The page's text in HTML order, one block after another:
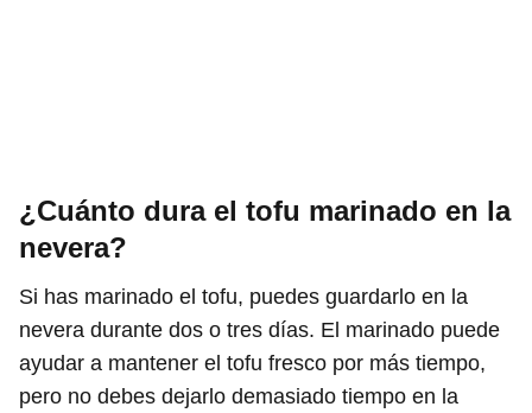
¿Cuánto dura el tofu marinado en la
nevera?
Si has marinado el tofu, puedes guardarlo en la
nevera durante dos o tres días. El marinado puede
ayudar a mantener el tofu fresco por más tiempo,
pero no debes dejarlo demasiado tiempo en la